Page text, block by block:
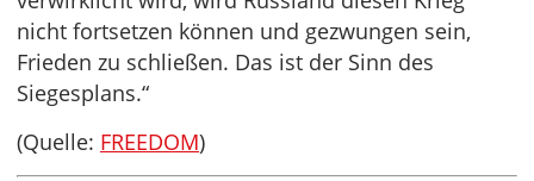
nicht fortsetzen können und gezwungen sein,
Frieden zu schließen. Das ist der Sinn des
Siegesplans.“
(Quelle: FREEDOM)